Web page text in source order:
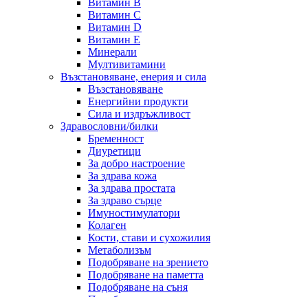
Витамин C
Витамин D
Витамин E
Минерали
Мултивитамини
Възстановяване, енерия и сила
Възстановяване
Енергийни продукти
Сила и издръжливост
Здравословни/билки
Бременност
Диуретици
За добро настроение
За здрава кожа
За здрава простата
За здраво сърце
Имуностимулатори
Колаген
Кости, стави и сухожилия
Метаболизъм
Подобряване на зрението
Подобряване на паметта
Подобряване на съня